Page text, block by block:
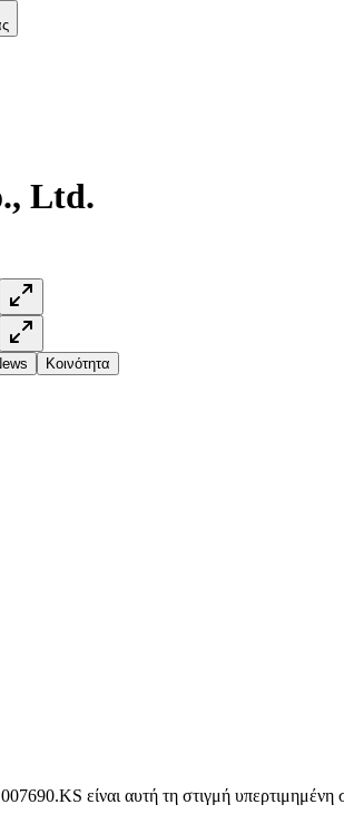
Ltd.
Κοινότητα
είναι αυτή τη στιγμή υπερτιμημένη